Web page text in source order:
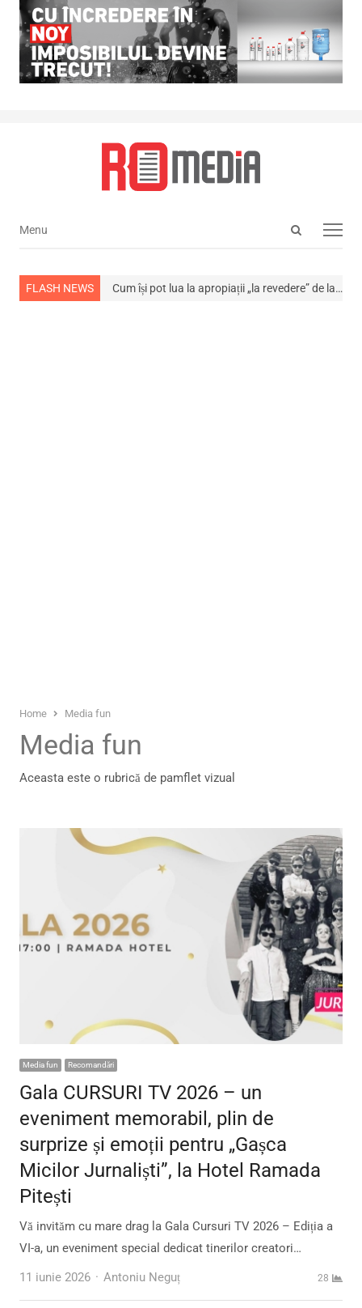
Open
Menu
Menu
FLASH NEWS
din viață Cum își pot lua la apropiații „la revedere” de la… NEWS
Home Media fun
Media fun
Aceasta este o rubrică de pamflet vizual
Media fun Recomandări
Gala CURSURI TV 2026 – un
eveniment memorabil, plin de
surprize și emoții pentru „Gașca
Micilor Jurnaliști”, la Hotel Ramada
Pitești
Vă invităm cu mare drag la Gala Cursuri TV 2026 – Ediția a
VI-a, un eveniment special dedicat tinerilor creatori…
11 iunie 2026
Author
Antoniu Neguț 28